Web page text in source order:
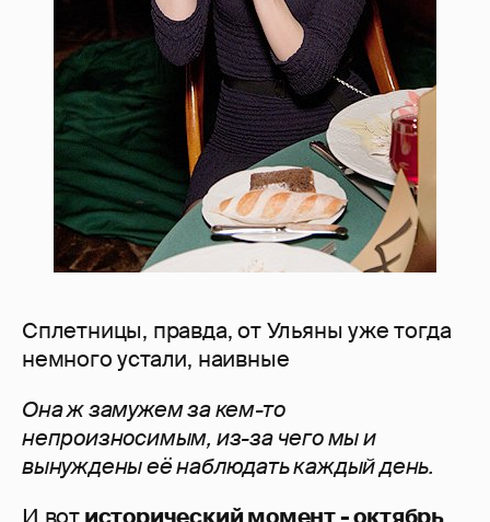
Сплетницы, правда, от Ульяны уже тогда
немного устали, наивные
Она ж замужем за кем-то
непроизносимым, из-за чего мы и
вынуждены её наблюдать каждый день.